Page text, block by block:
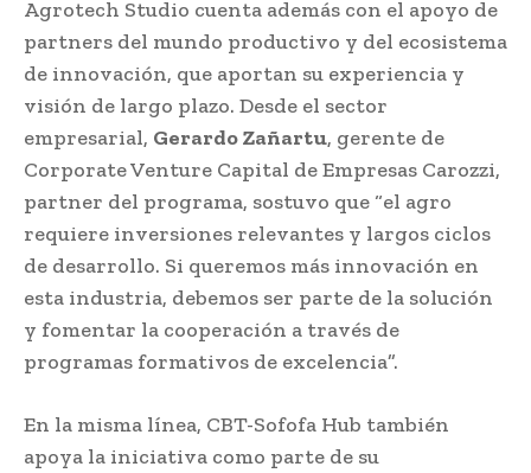
Agrotech Studio cuenta además con el apoyo de
partners del mundo productivo y del ecosistema
de innovación, que aportan su experiencia y
visión de largo plazo. Desde el sector
empresarial, Gerardo Zañartu, gerente de
Corporate Venture Capital de Empresas Carozzi,
partner del programa, sostuvo que “el agro
requiere inversiones relevantes y largos ciclos
de desarrollo. Si queremos más innovación en
esta industria, debemos ser parte de la solución
y fomentar la cooperación a través de
programas formativos de excelencia”.
En la misma línea, CBT-Sofofa Hub también
apoya la iniciativa como parte de su